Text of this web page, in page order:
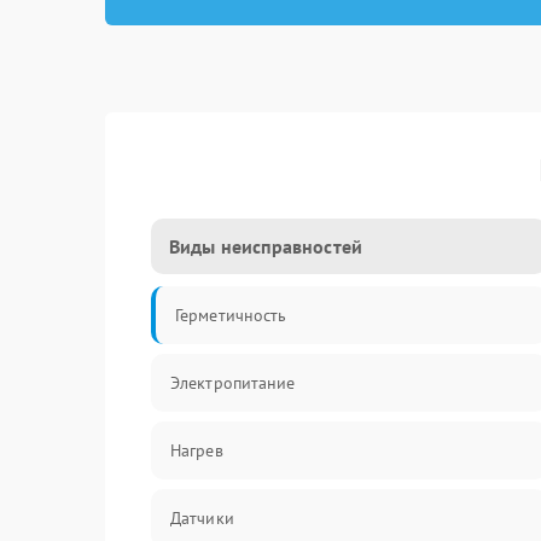
Виды неисправностей
Герметичность
Электропитание
Нагрев
Датчики